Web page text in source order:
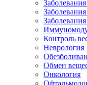
Контроль
Неврология
Обмен
Онкология